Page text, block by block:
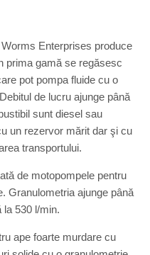
Enterprises produce
prima gamă se regăsesc
pot pompa fluide cu o
de lucru ajunge până
sunt diesel sau
un rezervor mărit dar şi cu
transportului.
de motopompele pentru
Granulometria ajunge până
la 530 l/min.
ape foarte murdare cu